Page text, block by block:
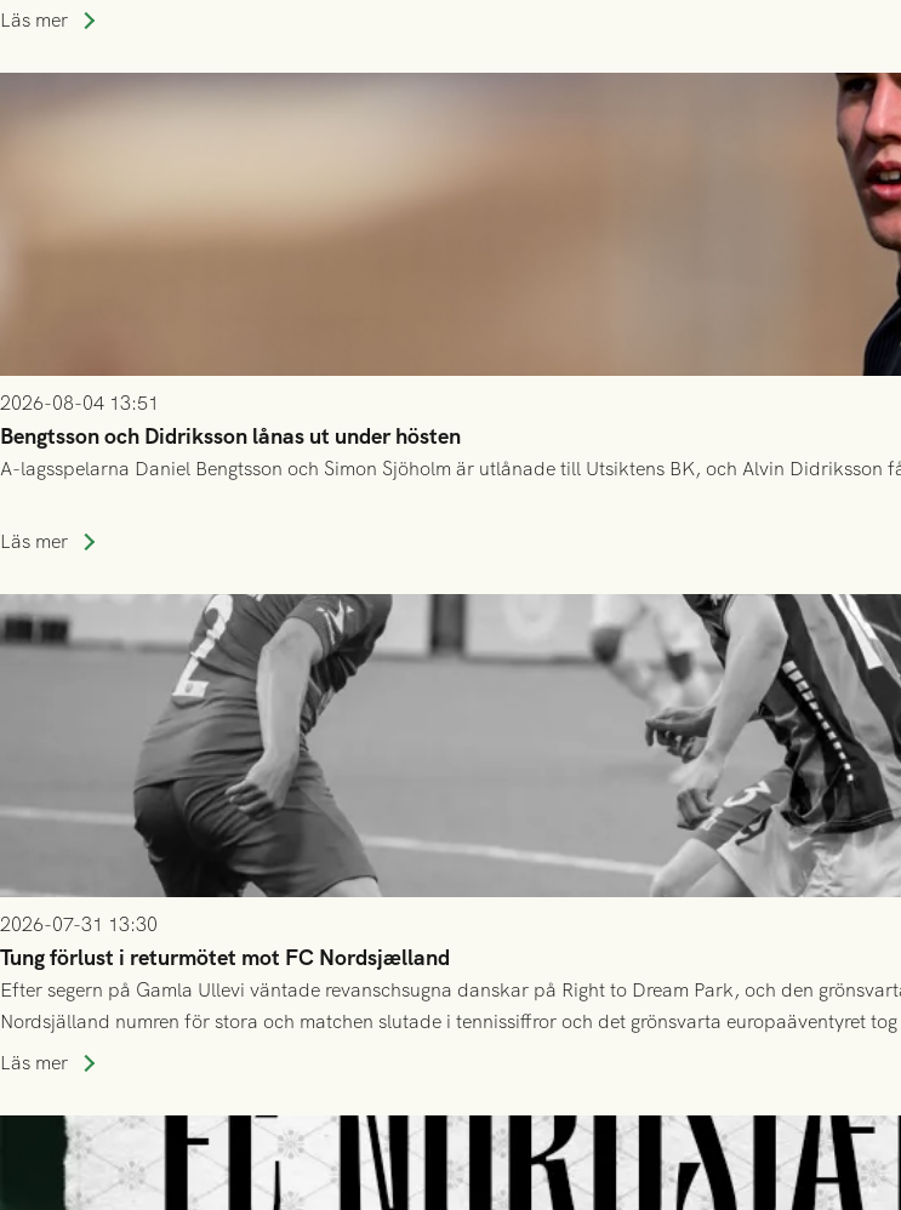
Läs mer
2026-08-04 13:51
Bengtsson och Didriksson lånas ut under hösten
A-lagsspelarna Daniel Bengtsson och Simon Sjöholm är utlånade till Utsiktens BK, och Alvin
Läs mer
2026-07-31 13:30
Tung förlust i returmötet mot FC Nordsjælland
Efter segern på Gamla Ullevi väntade revanschsugna danskar på Right to Dream Park, och den
Nordsjälland numren för stora och matchen slutade i tennissiffror och det grönsvarta europaäventyret tog
Läs mer